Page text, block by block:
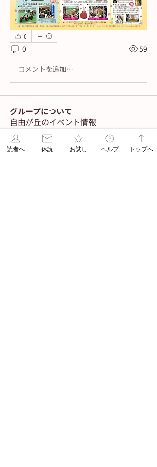
0
0 59
コメントを追加…
グループについて
自由が丘のイベント情報
メンバー
読者へ 休読 お試し ヘルプ トップへ